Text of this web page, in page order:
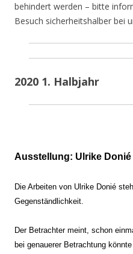
behindert werden – bitte
Besuch sicherheitshalber bei
2020 1. Halbjahr
Ausstellung: Ulrike
Die Arbeiten von Ulrike Donié
Gegenständlichkeit.
Der Betrachter meint, schon
bei genauerer Betrachtung